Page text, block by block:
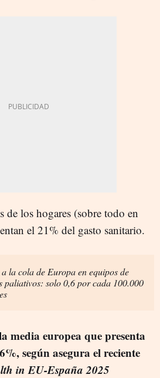
de los hogares (sobre todo en
el 21% del gasto sanitario.
la cola de Europa en equipos de
paliativos: solo 0,6 por cada 100.000
media europea que presenta
según asegura el reciente
in EU-España 2025